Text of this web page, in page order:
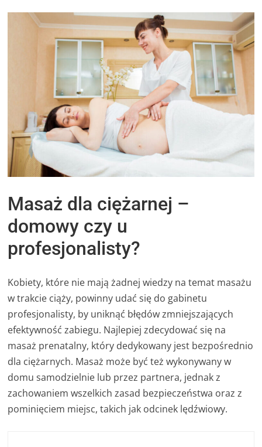
Masaż dla ciężarnej –
domowy czy u
profesjonalisty?
Kobiety, które nie mają żadnej wiedzy na temat masażu
w trakcie ciąży, powinny udać się do gabinetu
profesjonalisty, by uniknąć błędów zmniejszających
efektywność zabiegu. Najlepiej zdecydować się na
masaż prenatalny, który dedykowany jest bezpośrednio
dla ciężarnych. Masaż może być też wykonywany w
domu samodzielnie lub przez partnera, jednak z
zachowaniem wszelkich zasad bezpieczeństwa oraz z
pominięciem miejsc, takich jak odcinek lędźwiowy.